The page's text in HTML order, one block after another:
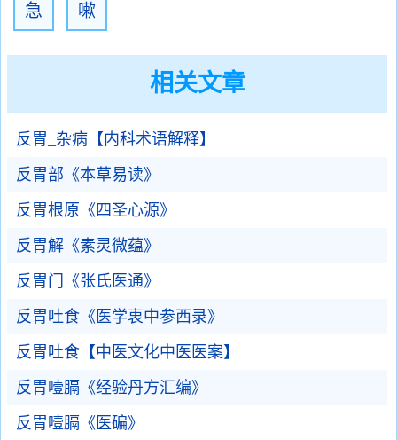
急
嗽
相关文章
反胃_杂病【内科术语解释】
反胃部《本草易读》
反胃根原《四圣心源》
反胃解《素灵微蕴》
反胃门《张氏医通》
反胃吐食《医学衷中参西录》
反胃吐食【中医文化中医医案】
反胃噎膈《经验丹方汇编》
反胃噎膈《医碥》